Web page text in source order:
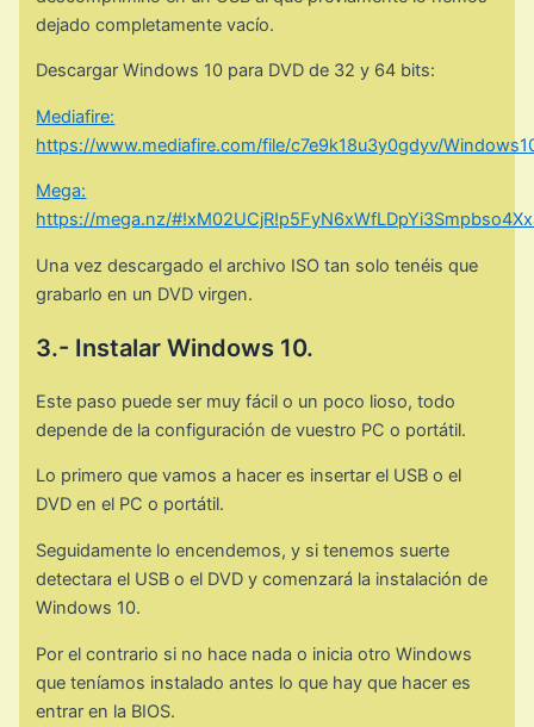
dejado completamente vacío.
Descargar Windows 10 para DVD de 32 y 64 bits:
Mediafire:
https://www.mediafire.com/file/c7e9k18u3y0gdyv/
Mega:
https://mega.nz/
Una vez descargado el archivo ISO tan solo tenéis que
grabarlo en un DVD virgen.
3.- Instalar Windows 10.
Este paso puede ser muy fácil o un poco lioso, todo
depende de la configuración de vuestro PC o portátil.
Lo primero que vamos a hacer es insertar el USB o el
DVD en el PC o portátil.
Seguidamente lo encendemos, y si tenemos suerte
detectara el USB o el DVD y comenzará la instalación de
Windows 10.
Por el contrario si no hace nada o inicia otro Windows
que teníamos instalado antes lo que hay que hacer es
entrar en la BIOS.